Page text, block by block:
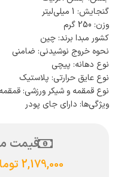
گنجایش: 1 میلی‌لیتر
وزن: 250 گرم
کشور مبدا برند: چین
نحوه خروج نوشیدنی: ضامنی
نوع دهانه: پیچی
نوع عایق حرارتی: پلاستیک
نوع قمقمه و شیکر ورزشی: قمقمه
ویژگی‌ها: دارای جای پودر
قیمت
2,179,000